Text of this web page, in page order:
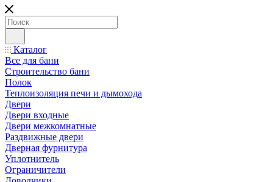
Каталог
Все для бани
Строительство бани
Полок
Теплоизоляция печи и дымохода
Двери
Двери входные
Двери межкомнатные
Раздвижные двери
Дверная фурнитура
Уплотнитель
Ограничители